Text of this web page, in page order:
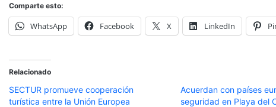
Comparte esto:
WhatsApp Facebook X LinkedIn
Relacionado
SECTUR promueve cooperación
turística entre la Unión Europea
Acuerdan con países
seguridad en Playa del